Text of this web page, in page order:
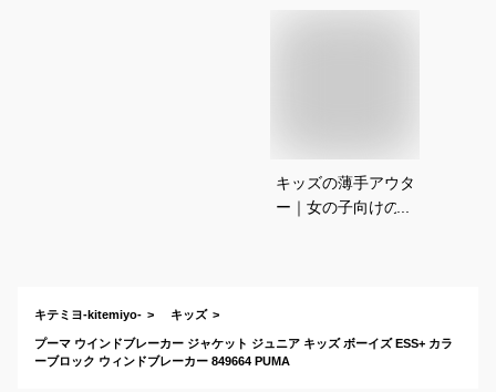
キッズの薄手アウタ
ー｜女の子向けのお
キテミヨ-kitemiyo- キッズ
プーマ ウインドブレーカー ジャケット ジュニア キッズ ボーイズ ESS+ カラ
ーブロック ウィンドブレーカー 849664 PUMA